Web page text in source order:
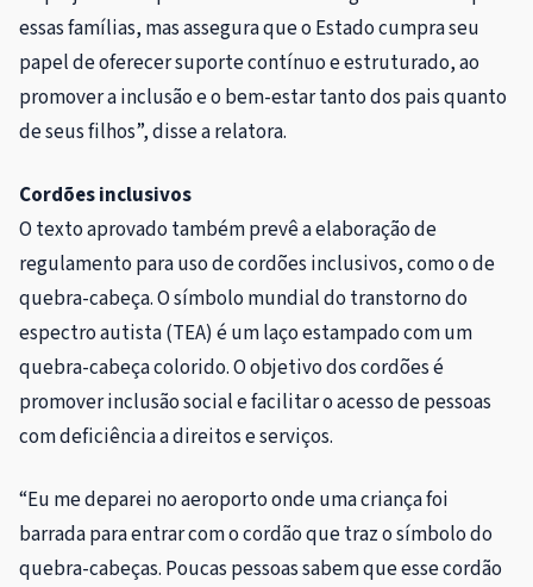
essas famílias, mas assegura que o Estado cumpra seu
papel de oferecer suporte contínuo e estruturado, ao
promover a inclusão e o bem-estar tanto dos pais quanto
de seus filhos”, disse a relatora.
Cordões inclusivos
O texto aprovado também prevê a elaboração de
regulamento para uso de cordões inclusivos, como o de
quebra-cabeça. O símbolo mundial do transtorno do
espectro autista (TEA) é um laço estampado com um
quebra-cabeça colorido. O objetivo dos cordões é
promover inclusão social e facilitar o acesso de pessoas
com deficiência a direitos e serviços.
“Eu me deparei no aeroporto onde uma criança foi
barrada para entrar com o cordão que traz o símbolo do
quebra-cabeças. Poucas pessoas sabem que esse cordão